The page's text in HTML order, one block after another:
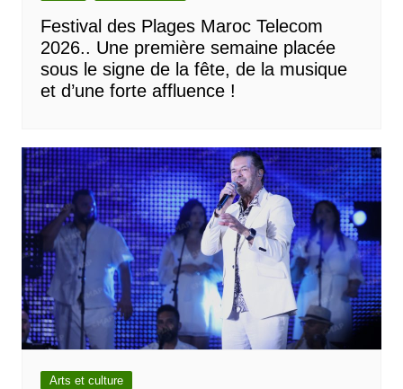
Festival des Plages Maroc Telecom
2026.. Une première semaine placée
sous le signe de la fête, de la musique
et d’une forte affluence !
Arts et culture